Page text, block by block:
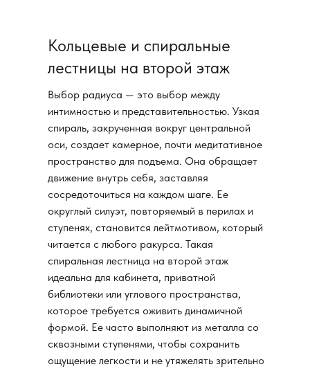
Кольцевые и спиральные
лестницы на второй этаж
Выбор радиуса — это выбор между
интимностью и представительностью. Узкая
спираль, закрученная вокруг центральной
оси, создает камерное, почти медитативное
пространство для подъема. Она обращает
движение внутрь себя, заставляя
сосредоточиться на каждом шаге. Ее
округлый силуэт, повторяемый в перилах и
ступенях, становится лейтмотивом, который
читается с любого ракурса. Такая
спиральная лестница на второй этаж
идеальна для кабинета, приватной
библиотеки или углового пространства,
которое требуется оживить динамичной
формой. Ее часто выполняют из металла со
сквозными ступенями, чтобы сохранить
ощущение легкости и не утяжелять зрительно